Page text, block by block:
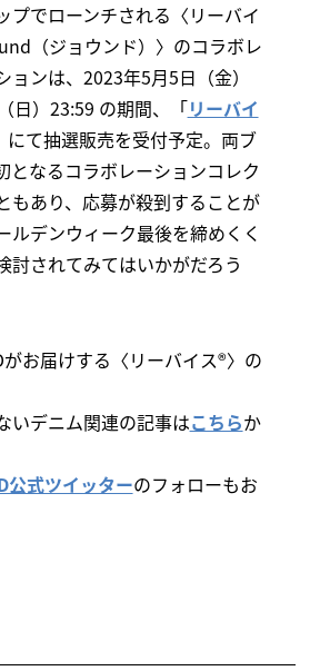
プでローンチされる〈リーバイ
（ジョウンド）〉のコラボレ
ョンは、2023年5月5日（金）
日）23:59 の期間、「リーバイ
にて抽選販売を受付予定。両ブ
となるコラボレーションコレク
もあり、応募が殺到することが
ルデンウィーク最後を締めくく
討されてみてはいかがだろう
がお届けする〈リーバイス®〉の
いデニム関連の記事はこちらか
公式ツイッターのフォローもお